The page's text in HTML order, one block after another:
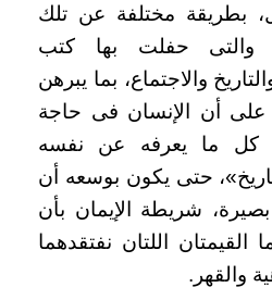
بطريقة مختلفة عن تلك
والتى حفلت بها كتب
والاجتماع، بما يبرهن
أن الإنسان فى حاجة
كل ما يعرفه عن نفسه
تاريخ»، حتى يكون بوسعه أن
شريطة الإيمان بأن
القيمتان اللتان نفتقدهما
والقهر .